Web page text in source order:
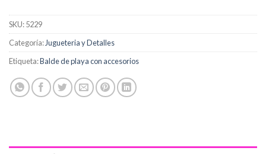
SKU:5229
Categoría: Jugueteria y Detalles
Etiqueta:Balde de playa con accesorios